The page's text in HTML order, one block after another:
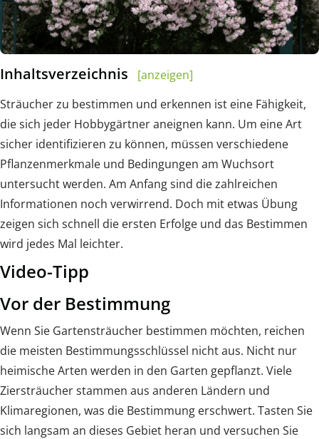
Inhaltsverzeichnis
[anzeigen]
Sträucher zu bestimmen und erkennen ist eine Fähigkeit,
die sich jeder Hobbygärtner aneignen kann. Um eine Art
sicher identifizieren zu können, müssen verschiedene
Pflanzenmerkmale und Bedingungen am Wuchsort
untersucht werden. Am Anfang sind die zahlreichen
Informationen noch verwirrend. Doch mit etwas Übung
zeigen sich schnell die ersten Erfolge und das Bestimmen
wird jedes Mal leichter.
Video-Tipp
Vor der Bestimmung
Wenn Sie Gartensträucher bestimmen möchten, reichen
die meisten Bestimmungsschlüssel nicht aus. Nicht nur
heimische Arten werden in den Garten gepflanzt. Viele
Ziersträucher stammen aus anderen Ländern und
Klimaregionen, was die Bestimmung erschwert. Tasten Sie
sich langsam an dieses Gebiet heran und versuchen Sie